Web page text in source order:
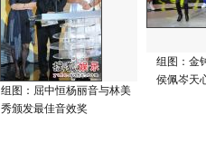
组图：屈中恒杨丽音与林美
秀颁发最佳音效奖
组图：金
侯佩岑天